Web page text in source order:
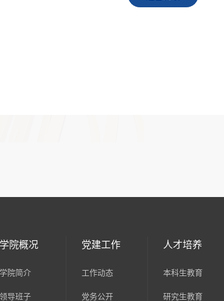
学院概况
学院简介
领导班子
党建工作
工作动态
党务公开
人才培养
本科生教育
研究生教育